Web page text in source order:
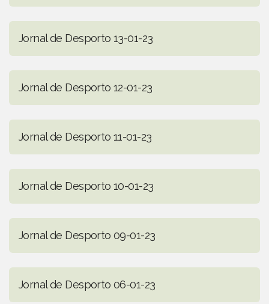
Jornal de Desporto 13-01-23
Jornal de Desporto 12-01-23
Jornal de Desporto 11-01-23
Jornal de Desporto 10-01-23
Jornal de Desporto 09-01-23
Jornal de Desporto 06-01-23